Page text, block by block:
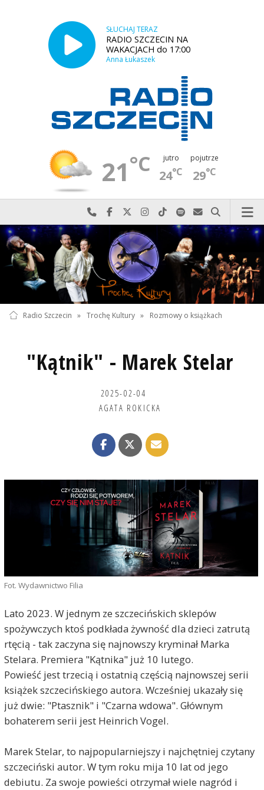
SŁUCHAJ TERAZ
RADIO SZCZECIN NA
WAKACJACH do 17:00
Anna Łukaszek
21°C jutro
24°C
pojutrze
29°C
Najlepiej po prostu do nas zadzwoń
Odwiedź nas na Facebook-u
Odwiedź nas na X
Odwiedź nas na Instagram-ie
Odwiedź nas na TikTok-u
Szukaj nas na Spotify
Wyślij do nas
Szukaj
Radio Szczecin » Trochę Kultury » Rozmowy o książkach
"Kątnik" - Marek Stelar
2025-02-04
AGATA ROKICKA
Fot. Wydawnictwo Filia
Lato 2023. W jednym ze szczecińskich sklepów
spożywczych ktoś podkłada żywność dla dzieci zatrutą
rtęcią - tak zaczyna się najnowszy kryminał Marka
Stelara. Premiera "Kątnika" już 10 lutego.
Powieść jest trzecią i ostatnią częścią najnowszej serii
książek szczecińskiego autora. Wcześniej ukazały się
już dwie: "Ptasznik" i "Czarna wdowa". Głównym
bohaterem serii jest Heinrich Vogel.
Marek Stelar, to najpopularniejszy i najchętniej czytany
szczeciński autor. W tym roku mija 10 lat od jego
debiutu. Za swoje powieści otrzymał wiele nagród i